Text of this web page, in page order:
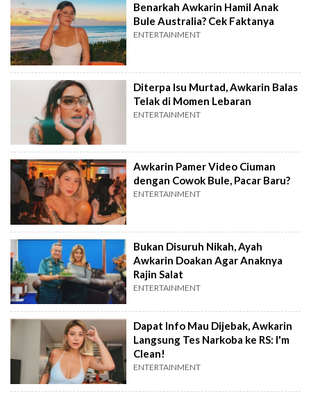
Benarkah Awkarin Hamil Anak
Bule Australia? Cek Faktanya
ENTERTAINMENT
Diterpa Isu Murtad, Awkarin Balas
Telak di Momen Lebaran
ENTERTAINMENT
Awkarin Pamer Video Ciuman
dengan Cowok Bule, Pacar Baru?
ENTERTAINMENT
Bukan Disuruh Nikah, Ayah
Awkarin Doakan Agar Anaknya
Rajin Salat
ENTERTAINMENT
Dapat Info Mau Dijebak, Awkarin
Langsung Tes Narkoba ke RS: I'm
Clean!
ENTERTAINMENT